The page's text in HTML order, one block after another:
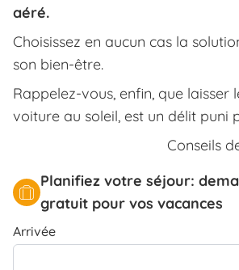
aéré.
Choisissez en aucun cas la
son bien-être.
Rappelez-vous, enfin, que laisser
voiture au soleil, est un délit puni
Conseils
Planifiez votre séjour:
gratuit pour vos vacances
Arrivée